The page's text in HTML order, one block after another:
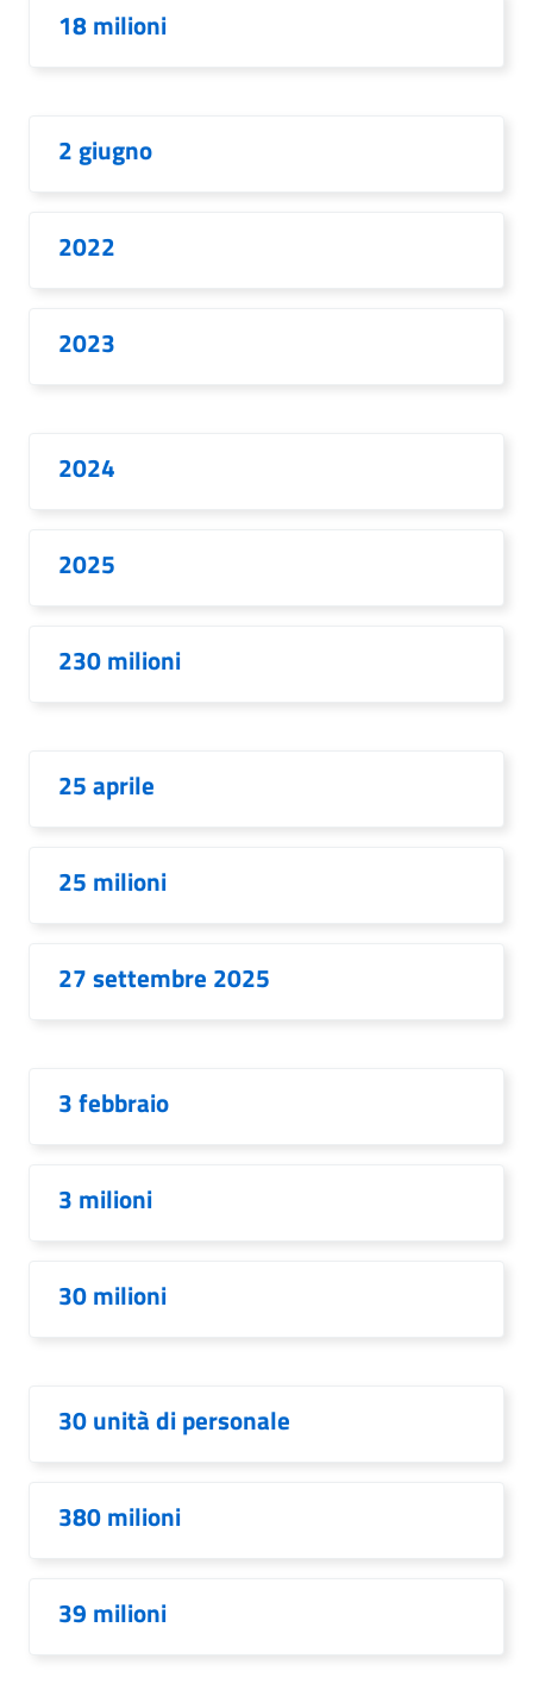
18 milioni
2 giugno
2022
2023
2024
2025
230 milioni
25 aprile
25 milioni
27 settembre 2025
3 febbraio
3 milioni
30 milioni
30 unità di personale
380 milioni
39 milioni